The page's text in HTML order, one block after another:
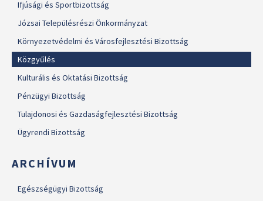
Ifjúsági és Sportbizottság
Józsai Településrészi Önkormányzat
Környezetvédelmi és Városfejlesztési Bizottság
Közgyűlés
Kulturális és Oktatási Bizottság
Pénzügyi Bizottság
Tulajdonosi és Gazdaságfejlesztési Bizottság
Ügyrendi Bizottság
ARCHÍVUM
Egészségügyi Bizottság